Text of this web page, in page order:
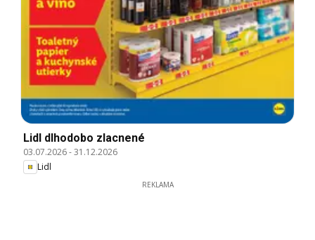
Lidl dlhodobo zlacnené
03.07.2026-31.12.2026
Lidl
REKLAMA